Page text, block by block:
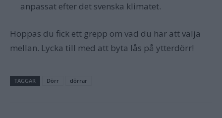
anpassat efter det svenska klimatet.
Hoppas du fick ett grepp om vad du har att välja
mellan. Lycka till med att byta lås på ytterdörr!
TAGGAR Dörr dörrar